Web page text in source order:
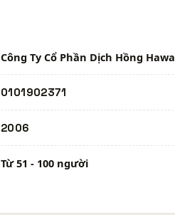
Công Ty Cổ Phần Dịch Hồng Hawa
0101902371
2006
Từ 51 - 100 người